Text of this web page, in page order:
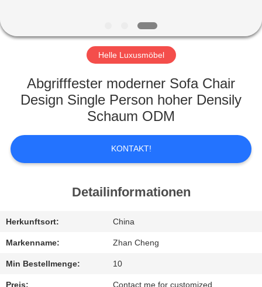
VR-
ÜBER
WERKSBESICHTIGUNG
QUALITÄTSKONTROLLE
BITTE
UM
EIN
Helle Luxusmöbel
Abgrifffester moderner Sofa Chair
Design Single Person hoher Densily
Schaum ODM
KONTAKT!
Detailinformationen
Herkunftsort: China
Markenname: Zhan Cheng
Min Bestellmenge: 10
Preis: Contact me for customized